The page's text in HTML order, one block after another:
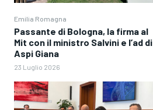
Emilia Romagna
Passante di Bologna, la firma al
Mit con il ministro Salvini e l’ad di
Aspi Giana
23 Luglio 2026